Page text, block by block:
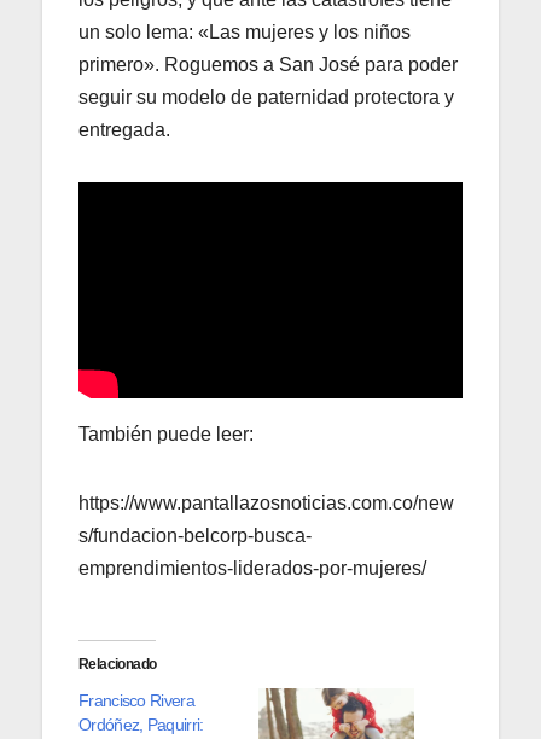
un solo lema: «Las mujeres y los niños
primero». Roguemos a San José para poder
seguir su modelo de paternidad protectora y
entregada.
También puede leer:
https://www.pantallazosnoticias.com.co/new
s/fundacion-belcorp-busca-
emprendimientos-liderados-por-mujeres/
Relacionado
Francisco Rivera
Ordóñez, Paquirri: